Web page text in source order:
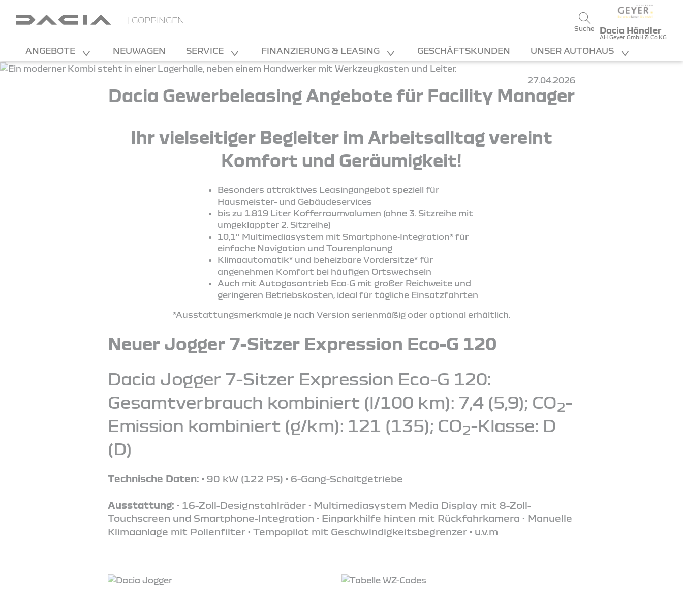
| GÖPPINGEN
Suche Dacia Händler
AH Geyer GmbH & Co.KG
ANGEBOTE NEUWAGEN SERVICE FINANZIERUNG & LEASING GESCHÄFTSKUNDEN UNSER AUTOHAUS
27.04.2026
Dacia Gewerbeleasing Angebote für Facility Manager
Ihr vielseitiger Begleiter im Arbeitsalltag vereint
Komfort und Geräumigkeit!
Besonders attraktives Leasingangebot speziell für
Hausmeister- und Gebäudeservices
bis zu 1.819 Liter Kofferraumvolumen (ohne 3. Sitzreihe mit
umgeklappter 2. Sitzreihe)
10,1’’ Multimediasystem mit Smartphone‑Integration* für
einfache Navigation und Tourenplanung
Klimaautomatik* und beheizbare Vordersitze* für
angenehmen Komfort bei häufigen Ortswechseln
Auch mit Autogasantrieb Eco‑G mit großer Reichweite und
geringeren Betriebskosten, ideal für tägliche Einsatzfahrten
*Ausstattungsmerkmale je nach Version serienmäßig oder optional erhältlich.
Neuer Jogger 7-Sitzer Expression Eco-G 120
Dacia Jogger 7-Sitzer Expression Eco-G 120:
Gesamtverbrauch kombiniert (l/100 km): 7,4 (5,9); CO2-
Emission kombiniert (g/km): 121 (135); CO2-Klasse: D
(D)
Technische Daten: • 90 kW (122 PS) • 6-Gang-Schaltgetriebe
Ausstattung: • 16-Zoll-Designstahlräder • Multimediasystem Media Display mit 8-Zoll-
Touchscreen und Smartphone-Integration • Einparkhilfe hinten mit Rückfahrkamera • Manuelle
Klimaanlage mit Pollenfilter • Tempopilot mit Geschwindigkeitsbegrenzer • u.v.m